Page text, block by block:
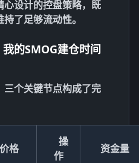
心设计的控盘策略，既
了足够流动性。
的SMOG建仓时间
三个关键节点构成了完
价格
操
作
资金量